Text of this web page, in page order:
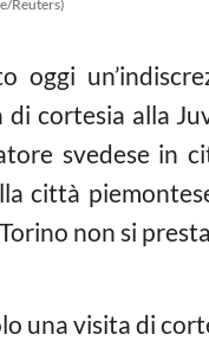
Reuters)
oggi
cortesia alla
svedese in
città
non si
una visita di